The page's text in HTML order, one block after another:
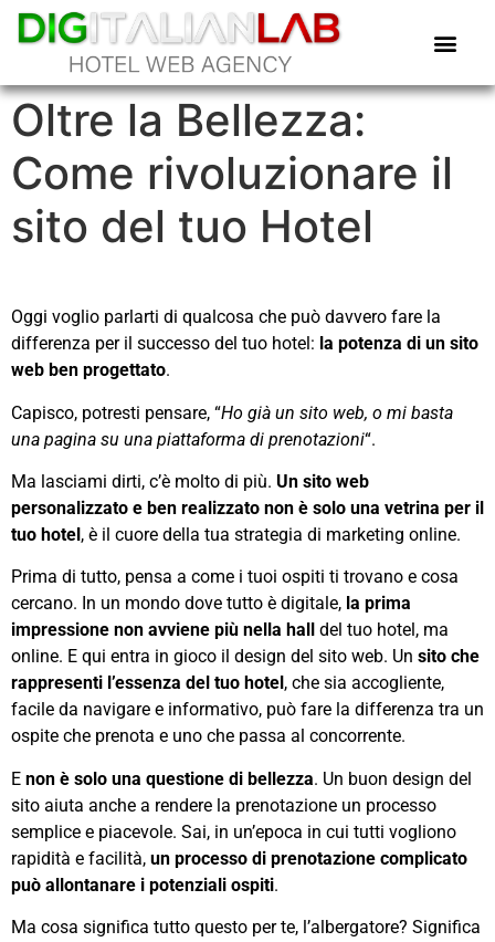
Oltre la Bellezza:
Come rivoluzionare il
sito del tuo Hotel
Oggi voglio parlarti di qualcosa che può davvero fare la
differenza per il successo del tuo hotel: la potenza di un sito
web ben progettato.
Capisco, potresti pensare, “Ho già un sito web, o mi basta
una pagina su una piattaforma di prenotazioni“.
Ma lasciami dirti, c’è molto di più. Un sito web
personalizzato e ben realizzato non è solo una vetrina per il
tuo hotel, è il cuore della tua strategia di marketing online.
Prima di tutto, pensa a come i tuoi ospiti ti trovano e cosa
cercano. In un mondo dove tutto è digitale, la prima
impressione non avviene più nella hall
del tuo hotel, ma
online. E qui entra in gioco il design del sito web. Un sito che
rappresenti l’essenza del tuo hotel , che sia accogliente,
facile da navigare e informativo, può fare la differenza tra un
ospite che prenota e uno che passa al concorrente.
E non è solo una questione di bellezza. Un buon design del
sito aiuta anche a rendere la prenotazione un processo
semplice e piacevole. Sai, in un’epoca in cui tutti vogliono
rapidità e facilità, un processo di prenotazione complicato
può allontanare i potenziali ospiti.
Ma cosa significa tutto questo per te, l’albergatore? Significa